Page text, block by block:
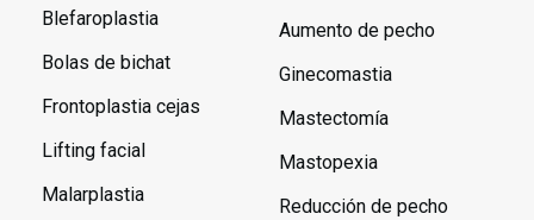
Blefaroplastia
Bolas de bichat
Frontoplastia cejas
Lifting facial
Malarplastia
Aumento de pecho
Ginecomastia
Mastectomía
Mastopexia
Reducción de pecho